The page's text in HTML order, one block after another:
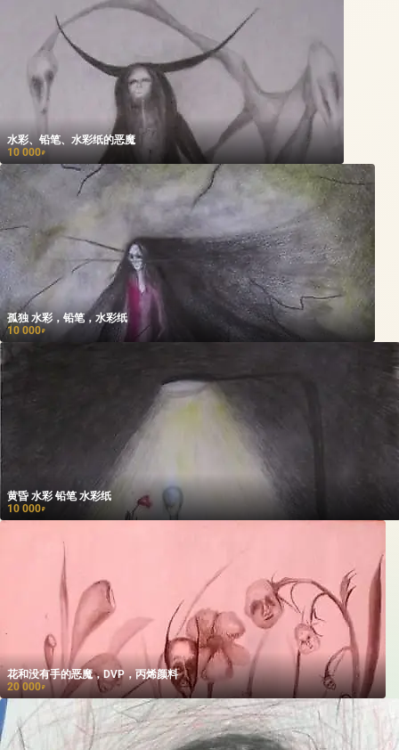
水彩、铅笔、水彩纸的恶魔
10 000₽
孤独 水彩，铅笔，水彩纸
10 000₽
黄昏 水彩 铅笔 水彩纸
10 000₽
花和没有手的恶魔，DVP，丙烯颜料
20 000₽